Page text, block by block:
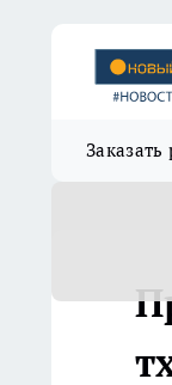
Заказать